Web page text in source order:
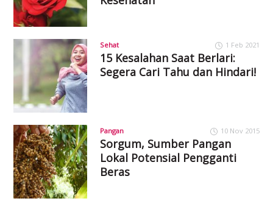
Sehat 1 Feb 2021
15 Kesalahan Saat Berlari:
Segera Cari Tahu dan Hindari!
Pangan 10 Nov 2015
Sorgum, Sumber Pangan
Lokal Potensial Pengganti
Beras